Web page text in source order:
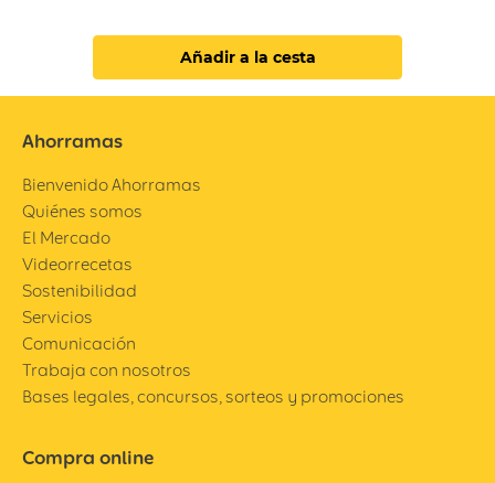
Añadir a la cesta
Ahorramas
Bienvenido Ahorramas
Quiénes somos
El Mercado
Videorrecetas
Sostenibilidad
Servicios
Comunicación
Trabaja con nosotros
Bases legales, concursos, sorteos y promociones
Compra online